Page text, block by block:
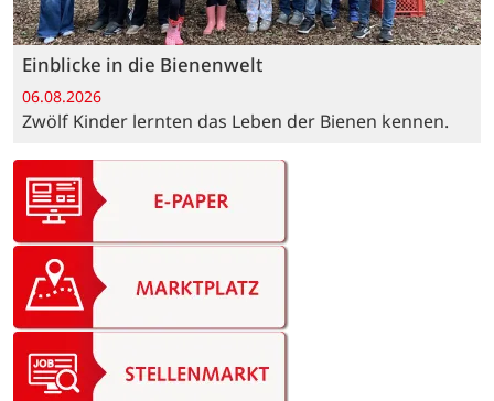
Einblicke in die Bienenwelt
06.08.2026
Zwölf Kinder lernten das Leben der Bienen kennen.